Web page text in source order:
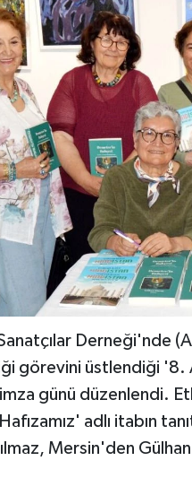
Derneği'nde
görevini üstlendiği '8.
günü düzenlendi.
adlı itabın
Mersin'den